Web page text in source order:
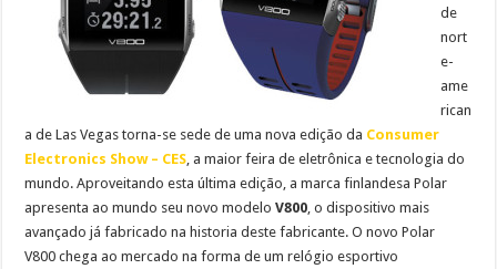
de
nort
e-
ame
rican
a de Las Vegas torna-se sede de uma nova edição da Consumer
Electronics Show – CES, a maior feira de eletrônica e tecnologia do
mundo. Aproveitando esta última edição, a marca finlandesa Polar
apresenta ao mundo seu novo modeloV800, o dispositivo mais
avançado já fabricado na historia deste fabricante. O novo Polar
V800 chega ao mercado na forma de um relógio esportivo